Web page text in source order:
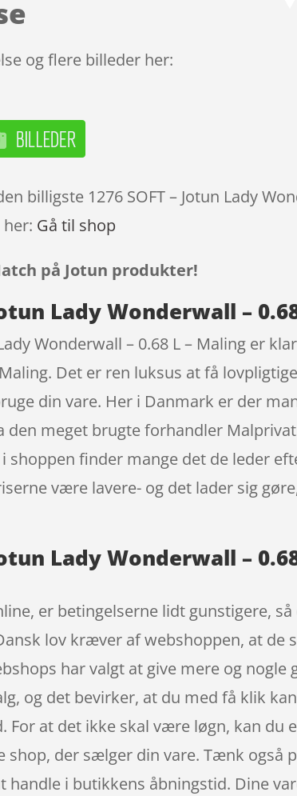
og flere billeder her:
billigste 1276 SOFT – Jotun Lady
Gå til shop
på Jotun produkter!
Lady Wonderwall –
Lady Wonderwall – 0.68 L – Maling er
Det er ren luksus at få
din vare. Her i Danmark er der
den meget brugte forhandler
shoppen finder mange det de leder
være lavere- og det lader sig
Lady Wonderwall –
er betingelserne lidt gunstigere,
lov kræver af webshoppen, at
har valgt at give mere og
og det bevirker, at du med få klik
For at det ikke skal være løgn, kan
shop, der sælger din vare. Tænk
handle i butikkens åbningstid. Dine